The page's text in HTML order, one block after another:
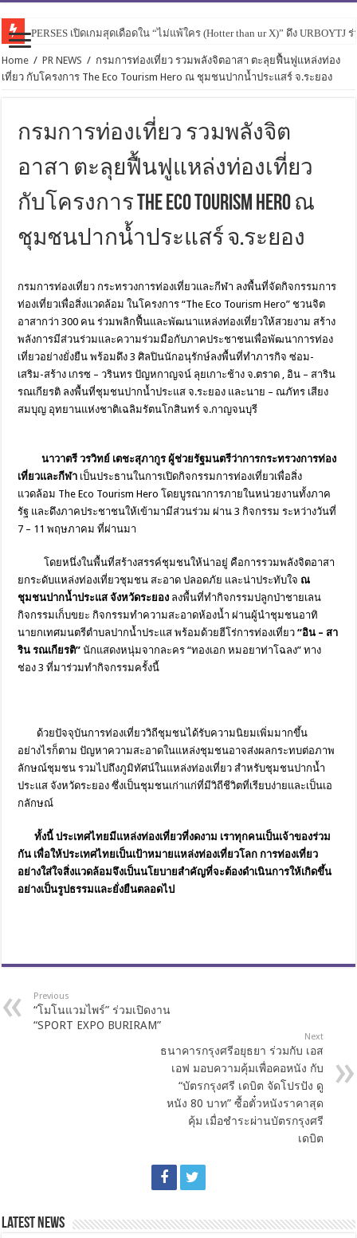
PERSES เปิดเกมสุดเดือดใน “ไม่แพ้ใคร (Hotter than ur X)” ดึง URBOYTJ
Home / PR NEWS / กรมการท่องเที่ยว รวมพลังจิตอาสา ตะลุยฟื้นฟูแหล่งท่อง
เที่ยว กับโครงการ The Eco Tourism Hero ณ ชุมชนปากน้ำประแสร์ จ.ระยอง
กรมการท่องเที่ยว รวมพลังจิต
อาสา ตะลุยฟื้นฟูแหล่งท่องเที่ยว
กับโครงการ The Eco Tourism Hero ณ
ชุมชนปากน้ำประแสร์ จ.ระยอง
กรมการท่องเที่ยว กระทรวงการท่องเที่ยวและกีฬา ลงพื้นที่จัดกิจกรรมการ
ท่องเที่ยวเพื่อสิ่งแวดล้อม ในโครงการ “The Eco Tourism Hero” ชวนจิต
อาสากว่า 300 คน ร่วมพลิกฟื้นและพัฒนาแหล่งท่องเที่ยวให้สวยงาม สร้าง
พลังการมีส่วนร่วมและความร่วมมือกับภาคประชาชนเพื่อพัฒนาการท่อง
เที่ยวอย่างยั่งยืน พร้อมดึง 3 ศิลปินนักอนุรักษ์ลงพื้นที่ทำภารกิจ ซ่อม-
เสริม-สร้าง เกรซ – วรินทร ปัญหกาญจน์ ลุยเกาะช้าง จ.ตราด , อิน – สาริน
รณเกียรติ ลงพื้นที่ชุมชนปากน้ำประแส จ.ระยอง และนาย – ณภัทร เสียง
สมบุญ อุทยานแห่งชาติเฉลิมรัตนโกสินทร์ จ.กาญจนบุรี
นาวาตรี วรวิทย์ เตชะสุภากูร ผู้ช่วยรัฐมนตรีว่าการกระทรวงการท่อง
เที่ยวและกีฬา เป็นประธานในการเปิดกิจกรรมการท่องเที่ยวเพื่อสิ่ง
แวดล้อม The Eco Tourism Hero โดยบูรณาการภายในหน่วยงานทั้งภาค
รัฐ และดึงภาคประชาชนให้เข้ามามีส่วนร่วม ผ่าน 3 กิจกรรม ระหว่างวันที่
7 – 11 พฤษภาคม ที่ผ่านมา
โดยหนึ่งในพื้นที่สร้างสรรค์ชุมชนให้น่าอยู่ คือการรวมพลังจิตอาสา
ยกระดับแหล่งท่องเที่ยวชุมชน สะอาด ปลอดภัย และน่าประทับใจณ
ชุมชนปากน้ำประแส จังหวัดระยอง ลงพื้นที่ทำกิจกรรมปลูกป่าชายเลน
กิจกรรมเก็บขยะ กิจกรรมทำความสะอาดห้องน้ำ ผ่านผู้นำชุมชนอาทิ
นายกเทศมนตรีตำบลปากน้ำประแส พร้อมด้วยฮีโร่การท่องเที่ยว“อิน – สา
ริน รณเกียรติ” นักแสดงหนุ่มจากละคร “ทองเอก หมอยาท่าโฉลง” ทาง
ช่อง3ที่มาร่วมทำกิจกรรมครั้งนี้
ด้วยปัจจุบันการท่องเที่ยววิถีชุมชนได้รับความนิยมเพิ่มมากขึ้น
อย่างไรก็ตาม ปัญหาความสะอาดในแหล่งชุมชนอาจส่งผลกระทบต่อภาพ
ลักษณ์ชุมชน รวมไปถึงภูมิทัศน์ในแหล่งท่องเที่ยว สำหรับชุมชนปากน้ำ
ประแส จังหวัดระยอง ซึ่งเป็นชุมชนเก่าแก่ที่มีวิถีชีวิตที่เรียบง่ายและเป็นเอ
กลักษณ์
ทั้งนี้ ประเทศไทยมีแหล่งท่องเที่ยวที่งดงาม เราทุกคนเป็นเจ้าของร่วม
กัน เพื่อให้ประเทศไทยเป็นเป้าหมายแหล่งท่องเที่ยวโลก การท่องเที่ยว
อย่างใส่ใจสิ่งแวดล้อมจึงเป็นนโยบายสำคัญที่จะต้องดำเนินการให้เกิดขึ้น
อย่างเป็นรูปธรรมและยั่งยืนตลอดไป
Previous
“โมโนแวมไพร์” ร่วมเปิดงาน
“SPORT EXPO BURIRAM”
Next
ธนาคารกรุงศรีอยุธยา ร่วมกับ เอส
เอฟ มอบความคุ้มเพื่อคอหนัง กับ
“บัตรกรุงศรี เดบิต จัดโปรปัง ดู
หนัง 80 บาท” ซื้อตั๋วหนังราคาสุด
คุ้ม เมื่อชำระผ่านบัตรกรุงศรี
เดบิต
Latest News